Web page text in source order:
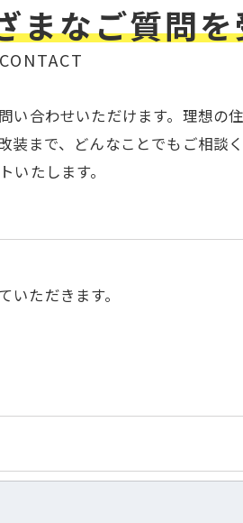
まなご質問
CONTACT
合わせいただけます。理想の
まで、どんなことでもご相談
たします。
ただきます。